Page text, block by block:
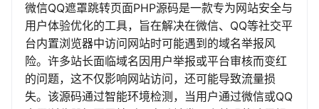
微信QQ遮罩跳转页面PHP源码是一款专为网站安全与
用户体验优化的工具，旨在解决在微信、QQ等社交平
台内置浏览器中访问网站时可能遇到的域名举报风
险。许多站长面临域名因用户举报或平台审核而变红
的问题，这不仅影响网站访问，还可能导致流量损
失。该源码通过智能环境检测，当用户通过微信或QQ